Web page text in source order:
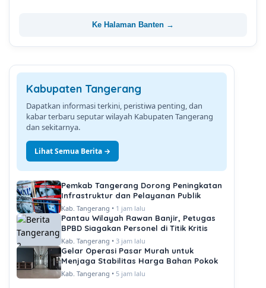
Ke Halaman Banten →
Kabupaten Tangerang
Dapatkan informasi terkini, peristiwa penting, dan
kabar terbaru seputar wilayah Kabupaten Tangerang
dan sekitarnya.
Lihat Semua Berita →
Pemkab Tangerang Dorong Peningkatan
Infrastruktur dan Pelayanan Publik
Kab. Tangerang • 1 jam lalu
Pantau Wilayah Rawan Banjir, Petugas
BPBD Siagakan Personel di Titik Kritis
Kab. Tangerang • 3 jam lalu
Gelar Operasi Pasar Murah untuk
Menjaga Stabilitas Harga Bahan Pokok
Kab. Tangerang • 5 jam lalu